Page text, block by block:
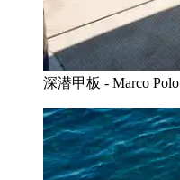
深潜甲板 - Marco Polo